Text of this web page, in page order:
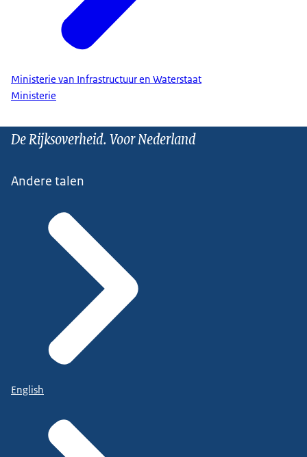
Ministerie van Infrastructuur en Waterstaat
Ministerie
De Rijksoverheid. Voor Nederland
Andere talen
English